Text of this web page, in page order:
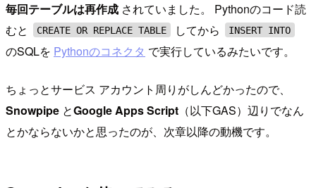
毎回テーブルは再作成 されていました。 Pythonのコード読
むと
CREATE OR REPLACE TABLE してから INSERT INTO
のSQLを Pythonのコネクタ で実行しているみたいです。
ちょっとサービス アカウント周りがしんどかったので、
Snowpipe とGoogle Apps Script （以下GAS）辺りでなん
とかならないかと思ったのが、次章以降の動機です。